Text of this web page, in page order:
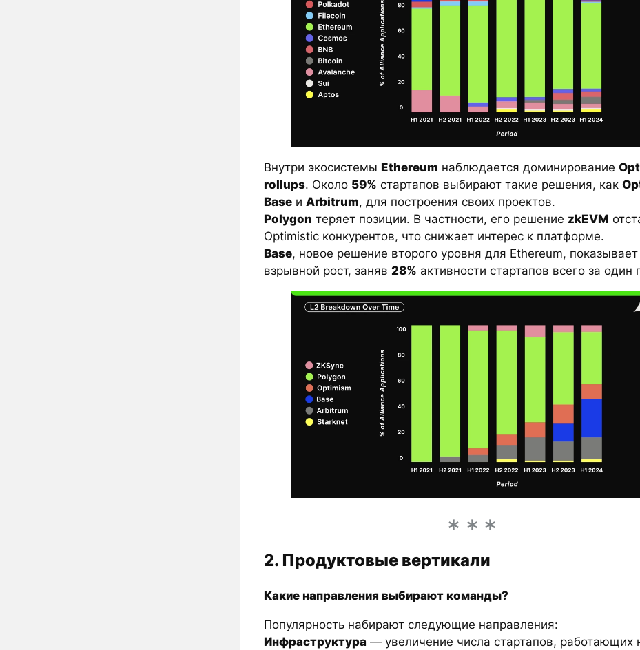
Внутри экосистемы Ethereum наблюдается доминирование
rollups. Около 59% стартапов выбирают такие решения, как
Base и Arbitrum, для построения своих проектов.
Polygon теряет позиции. В частности, его решение zkEVM
Optimistic конкурентов, что снижает интерес к платформе.
Base, новое решение второго уровня для Ethereum, показывает
взрывной рост, заняв 28% активности стартапов всего за один
2. Продуктовые вертикали
Какие направления выбирают команды?
Популярность набирают следующие направления:
Инфраструктура — увеличение числа стартапов, работающих